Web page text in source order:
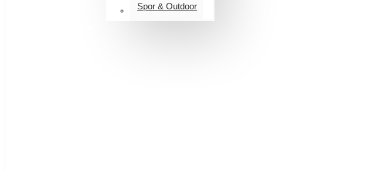
Spor & Outdoor